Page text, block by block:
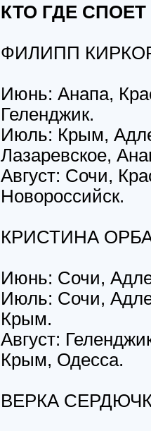
КТО ГДЕ
ФИЛИПП
Июнь: Анапа,
Геленджик.
Июль: Крым,
Лазаревское,
Август: Сочи,
Новороссийск.
КРИСТИНА
Июнь: Сочи,
Июль: Сочи,
Крым.
Август:
Крым, Одесса.
ВЕРКА